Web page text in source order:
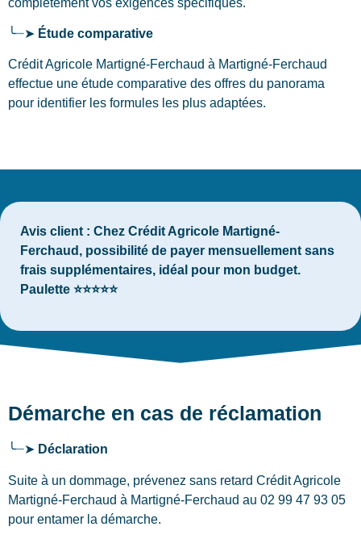
╰┈➤ Étude comparative
Crédit Agricole Martigné-Ferchaud à Martigné-Ferchaud
effectue une étude comparative des offres du panorama
pour identifier les formules les plus adaptées.
Avis client : Chez Crédit Agricole Martigné-
Ferchaud, possibilité de payer mensuellement sans
frais supplémentaires, idéal pour mon budget.
Paulette ⭐⭐⭐⭐⭐
Démarche en cas de réclamation
╰┈➤ Déclaration
Suite à un dommage, prévenez sans retard Crédit Agricole
Martigné-Ferchaud à Martigné-Ferchaud au 02 99 47 93 05
pour entamer la démarche.